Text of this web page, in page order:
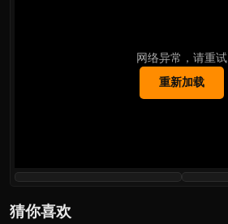
网络异常，请重试
重新加载
猜你喜欢